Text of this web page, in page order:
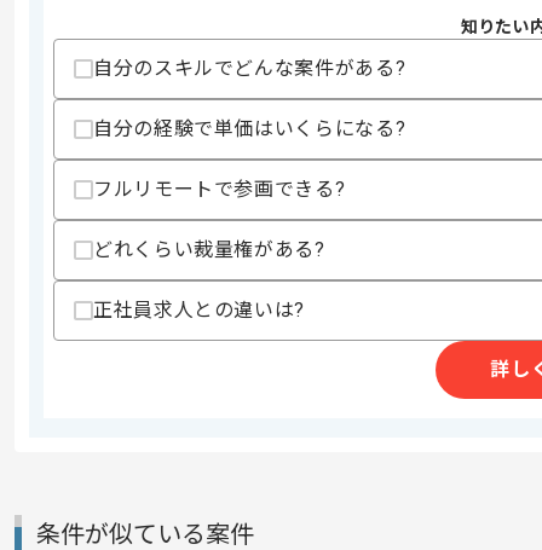
・システム設計開発に関する知見、SE
歓迎スキル
・多店舗展開ビジネスに関する知見
スキルに不安がある方へ
上記に似た経験やスキルをお持ちであれば申
その他募集要項
2026/05/07
メント
今回は会計システム刷新PM案件に携わ
知りたい
自分のスキルでどんな案件がある?
自分の経験で単価はいくらになる?
フルリモートで参画できる?
どれくらい裁量権がある?
正社員求人との違いは?
詳し
条件が似ている案件